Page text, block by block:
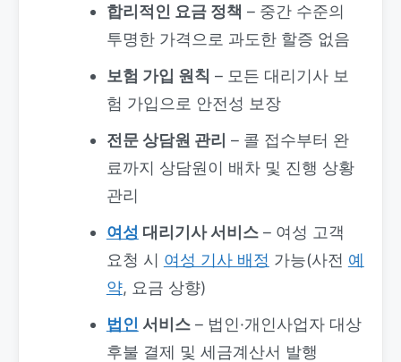
합리적인 요금 정책 – 중간 수준의
투명한 가격으로 과도한 할증 없음
보험 가입 원칙 – 모든 대리기사 보
험 가입으로 안전성 보장
전문 상담원 관리 – 콜 접수부터 완
료까지 상담원이 배차 및 진행 상황
관리
여성 대리기사 서비스– 여성 고객
요청 시 여성 기사 배정 가능(사전 예
약, 요금 상향)
법인 서비스– 법인·개인사업자 대상
후불 결제 및 세금계산서 발행